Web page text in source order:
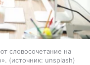
словосочетание на
источник: unsplash